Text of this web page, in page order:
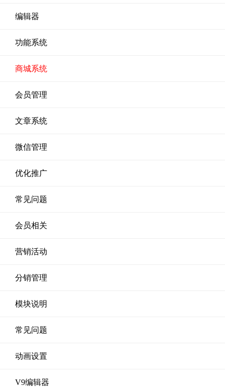
编辑器
功能系统
商城系统
会员管理
文章系统
微信管理
优化推广
常见问题
会员相关
营销活动
分销管理
模块说明
常见问题
动画设置
V9编辑器